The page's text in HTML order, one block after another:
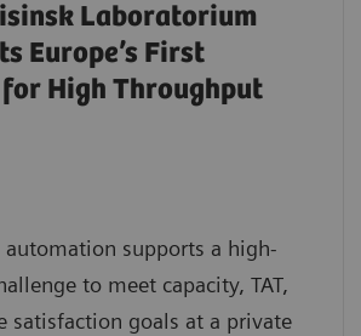
Laboratorium
Europe’s First
High Throughput
automation supports a high-
to meet capacity, TAT,
satisfaction goals at a private